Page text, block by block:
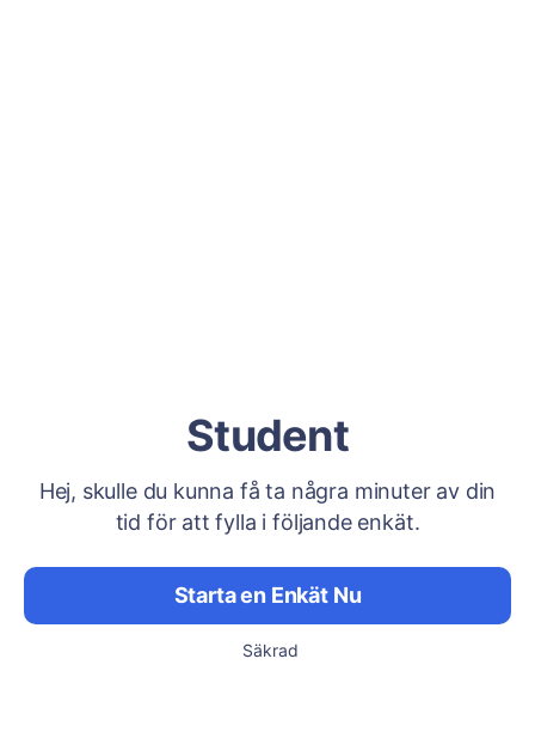
Student
Hej, skulle du kunna få ta några minuter av din
tid för att fylla i följande enkät.
Starta en Enkät Nu
Säkrad